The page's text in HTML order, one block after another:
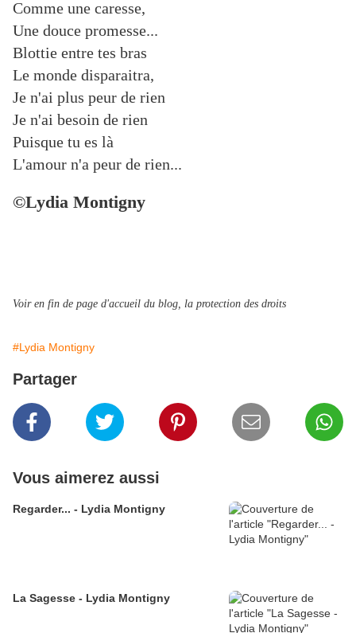
Comme une caresse,
Une douce promesse...
Blottie entre tes bras
Le monde disparaitra,
Je n'ai plus peur de rien
Je n'ai besoin de rien
Puisque tu es là
L'amour n'a peur de rien...
©Lydia Montigny
Voir en fin de page d'accueil du blog, la protection des droits
#Lydia Montigny
Partager
Vous aimerez aussi
Regarder... - Lydia Montigny
La Sagesse - Lydia Montigny